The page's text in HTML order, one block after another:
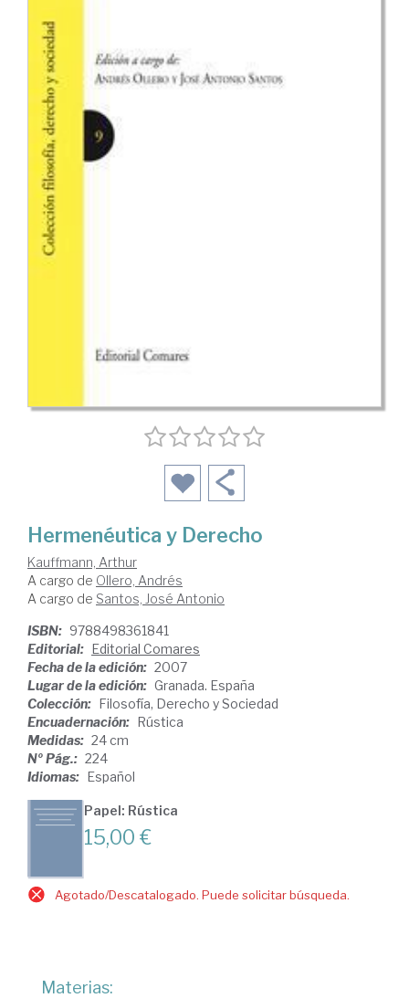
Hermenéutica y Derecho
Kauffmann, Arthur
A cargo de Ollero, Andrés
A cargo de Santos, José Antonio
ISBN: 9788498361841
Editorial: Editorial Comares
Fecha de la edición: 2007
Lugar de la edición: Granada. España
Colección: Filosofía, Derecho y Sociedad
Encuadernación: Rústica
Medidas: 24 cm
Nº Pág.: 224
Idiomas: Español
Papel: Rústica
15,00 €
Agotado/Descatalogado. Puede solicitar búsqueda.
Materias: